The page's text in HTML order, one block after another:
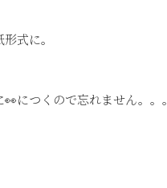
式に。
につくので忘れません。。。